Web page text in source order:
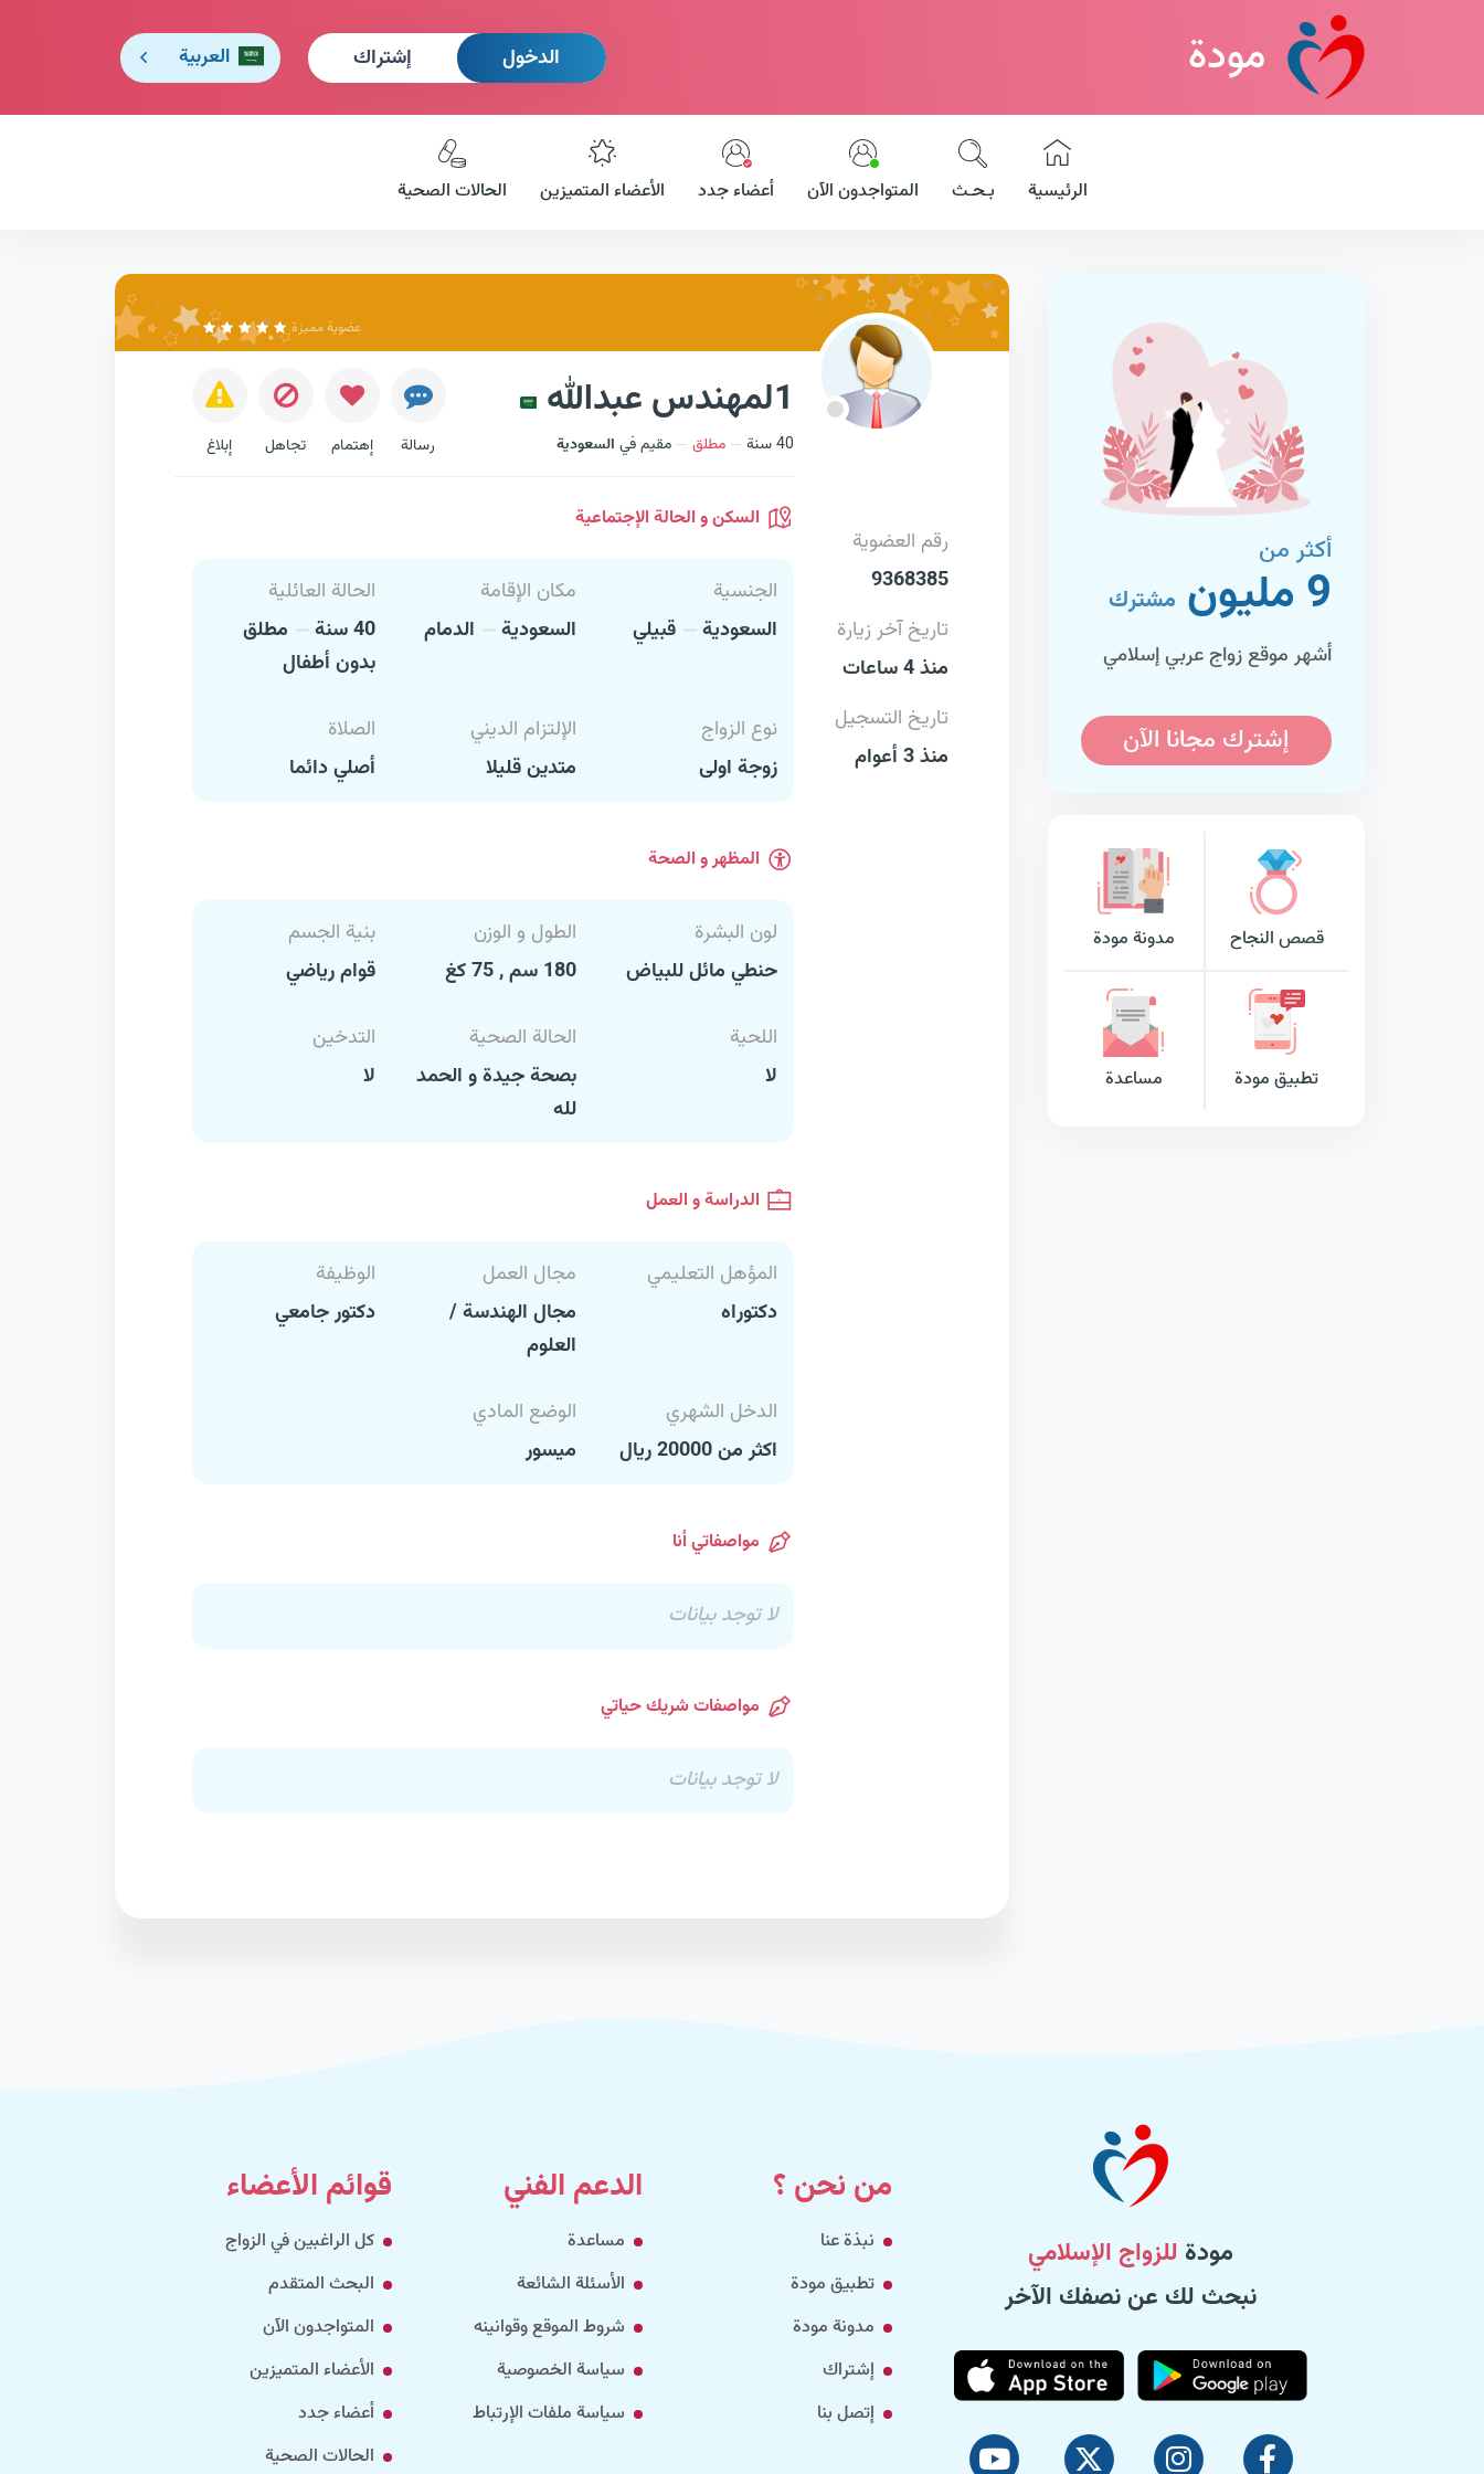
مودة الدخول إشتراك العربية
الرئيسية بـحـث المتواجدون الآن أعضاء جدد الأعضاء المتميزين الحالات الصحية
أكثر من
9 مليون مشترك
أشهر موقع زواج عربي إسلامي
إشترك مجانا الآن
قصص النجاح مدونة مودة
تطبيق مودة مساعدة
عضوية مميزة
1لمهندس عبدالله
40 سنة مطلق مقيم في السعودية رسالة إهتمام تجاهل إبلاغ
رقم العضوية
9368385
تاريخ آخر زيارة
منذ 4 ساعات
تاريخ التسجيل
منذ 3 أعوام
السكن و الحالة الإجتماعية
الجنسية
السعودية
قبيلي
مكان الإقامة
السعودية
الدمام
الحالة العائلية
40 سنة
مطلق
بدون أطفال
نوع الزواج
زوجة اولى
الإلتزام الديني
متدين قليلا
الصلاة
أصلي دائما
المظهر و الصحة
لون البشرة
حنطي مائل للبياض
الطول و الوزن
180 سم , 75 كغ
بنية الجسم
قوام رياضي
اللحية
لا
الحالة الصحية
بصحة جيدة و الحمد
لله
التدخين
لا
الدراسة و العمل
المؤهل التعليمي
دكتوراه
مجال العمل
مجال الهندسة /
العلوم
الوظيفة
دكتور جامعي
الدخل الشهري
اكثر من 20000 ريال
الوضع المادي
ميسور
مواصفاتي أنا
لا توجد بيانات
مواصفات شريك حياتي
لا توجد بيانات
مودة للزواج الإسلامي
نبحث لك عن نصفك الآخر
من نحن ؟
نبذة عنا
تطبيق مودة
مدونة مودة
إشتراك
إتصل بنا
الدعم الفني
مساعدة
الأسئلة الشائعة
شروط الموقع وقوانينه
سياسة الخصوصية
سياسة ملفات الإرتباط
قوائم الأعضاء
كل الراغبين في الزواج
البحث المتقدم
المتواجدون الآن
الأعضاء المتميزين
أعضاء جدد
الحالات الصحية